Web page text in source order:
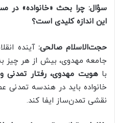
سؤال: چرا بحث «خانواده» در
این اندازه کلیدی است؟
حجت‌الاسلام صالحی: آینده
جامعه مهدوی، بیش از هر چیز
باهویت مهدوی، رفتار تمدنی
خانواده باید در هندسه تمدنی
نقشی تمدن‌ساز ایفا کند.